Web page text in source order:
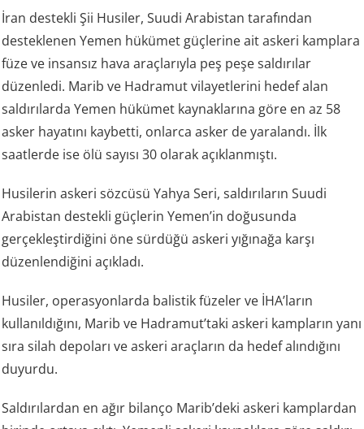
İran destekli Şii Husiler, Suudi Arabistan tarafından
desteklenen Yemen hükümet güçlerine ait askeri kamplara
füze ve insansız hava araçlarıyla peş peşe saldırılar
düzenledi. Marib ve Hadramut vilayetlerini hedef alan
saldırılarda Yemen hükümet kaynaklarına göre en az 58
asker hayatını kaybetti, onlarca asker de yaralandı. İlk
saatlerde ise ölü sayısı 30 olarak açıklanmıştı.
Husilerin askeri sözcüsü Yahya Seri, saldırıların Suudi
Arabistan destekli güçlerin Yemen’in doğusunda
gerçekleştirdiğini öne sürdüğü askeri yığınağa karşı
düzenlendiğini açıkladı.
Husiler, operasyonlarda balistik füzeler ve İHA’ların
kullanıldığını, Marib ve Hadramut’taki askeri kampların yanı
sıra silah depoları ve askeri araçların da hedef alındığını
duyurdu.
Saldırılardan en ağır bilanço Marib’deki askeri kamplardan